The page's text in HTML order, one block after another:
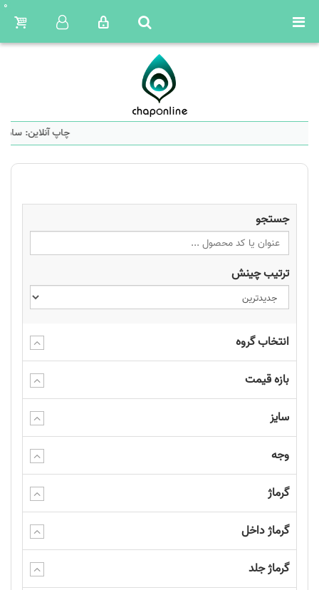
0
چاپ آنلاین:
جستجو
ترتیب چینش
انتخاب گروه
بازه قیمت
سایز
وجه
گرماژ
گرماژ داخل
گرماژ جلد